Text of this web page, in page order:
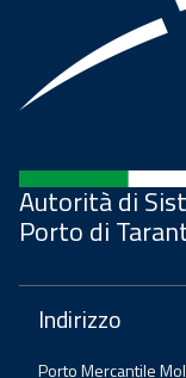
Autorità di
Porto di
Indirizzo
Porto Mercantile